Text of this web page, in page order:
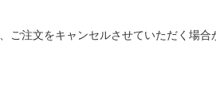
注文をキャンセルさせていただく場合